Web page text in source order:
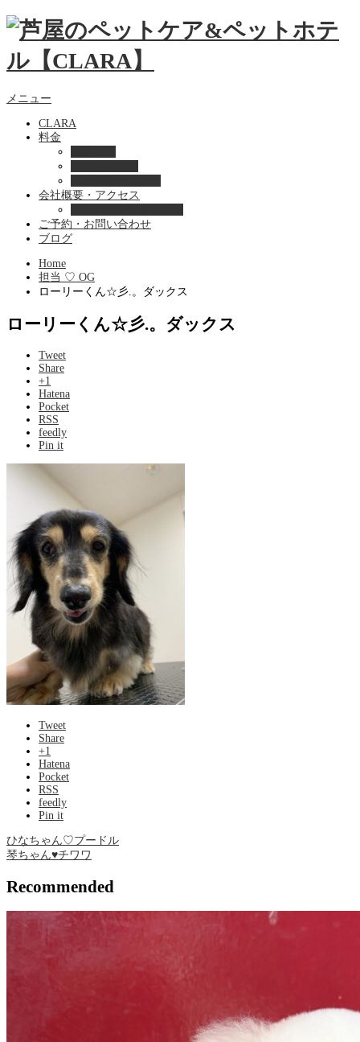
メニュー
CLARA
料金
会社概要・アクセス
ご予約・お問い合わせ
ブログ
Home
担当 ♡ OG
ローリーくん☆彡.。ダックス
ローリーくん☆彡.。ダックス
Tweet
Share
+1
Hatena
Pocket
RSS
feedly
Pin it
Tweet
Share
+1
Hatena
Pocket
RSS
feedly
Pin it
ひなちゃん♡プードル
琴ちゃん♥チワワ
Recommended